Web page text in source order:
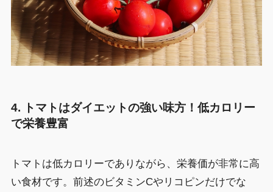
4.
トマトはダイエットの強い味方！低カロリー
で栄養豊富
トマトは低カロリーでありながら、栄養価が非常に高
い食材です。前述のビタミンCやリコピンだけでな